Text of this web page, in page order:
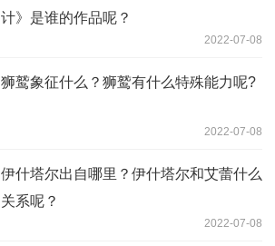
计》是谁的作品呢？
2022-07-08
狮鹫象征什么？狮鹫有什么特殊能力呢?
2022-07-08
伊什塔尔出自哪里？伊什塔尔和艾蕾什么
关系呢？
2022-07-08